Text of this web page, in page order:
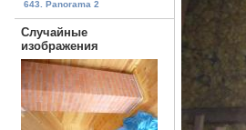
643. Panorama 2
Случайные
изображения